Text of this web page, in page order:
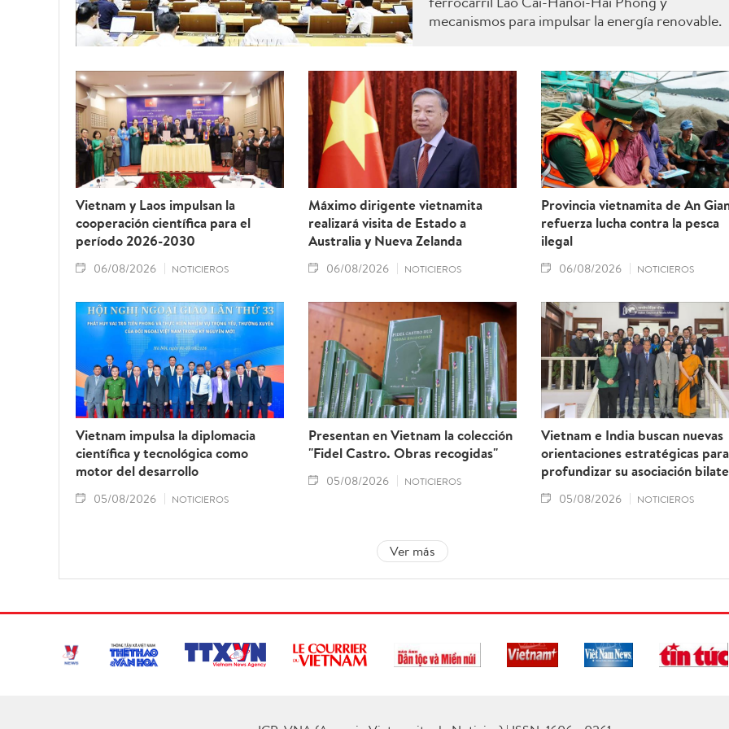
mecanismos para impulsar la energía renovable.
Vietnam y Laos impulsan la
cooperación científica para el
período 2026-2030
06/08/2026 NOTICIEROS
Máximo dirigente vietnamita
realizará visita de Estado a
Australia y Nueva Zelanda
06/08/2026 NOTICIEROS
Provincia vietnamita de An
refuerza lucha contra la pesca
ilegal
06/08/2026 NOTICIEROS
Vietnam impulsa la diplomacia
científica y tecnológica como
motor del desarrollo
05/08/2026 NOTICIEROS
Presentan en Vietnam la colección
"Fidel Castro. Obras recogidas"
05/08/2026 NOTICIEROS
Vietnam e India buscan nuevas
orientaciones estratégicas para
profundizar su asociación
05/08/2026 NOTICIEROS
Ver más